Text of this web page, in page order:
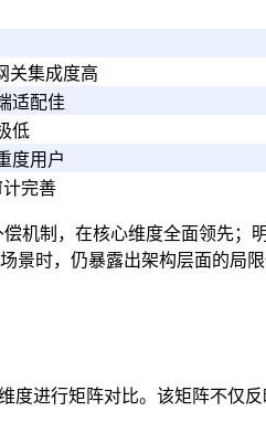
关集成度高
适配佳
低
度用户
完善
机制，在核心维度全面领先；
景时，仍暴露出架构层面的局
度进行矩阵对比。该矩阵不仅